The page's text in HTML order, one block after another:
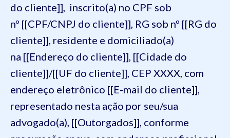
do cliente]], inscrito(a) no CPF sob
nº [[CPF/CNPJ do cliente]], RG sob nº [[RG do
cliente]], residente e domiciliado(a)
na [[Endereço do cliente]], [[Cidade do
cliente]]/[[UF do cliente]], CEP XXXX, com
endereço eletrônico [[E-mail do cliente]],
representado nesta ação por seu/sua
advogado(a), [[Outorgados]], conforme